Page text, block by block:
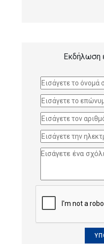
Εκδήλωση